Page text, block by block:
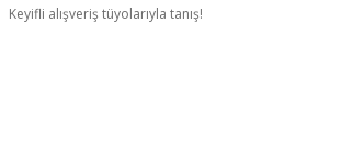
Keyifli alışveriş tüyolarıyla tanış!